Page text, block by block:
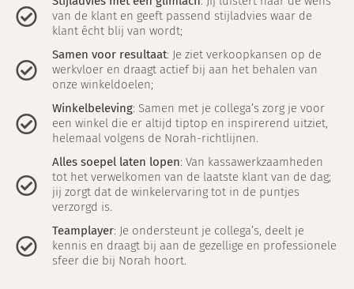
van de klant en geeft passend stijladvies waar de
klant écht blij van wordt;
Samen voor resultaat: Je ziet verkoopkansen op de
werkvloer en draagt actief bij aan het behalen van
onze winkeldoelen;
Winkelbeleving: Samen met je collega’s zorg je voor
een winkel die er altijd tiptop en inspirerend uitziet,
helemaal volgens de Norah-richtlijnen.
Alles soepel laten lopen: Van kassawerkzaamheden
tot het verwelkomen van de laatste klant van de dag;
jij zorgt dat de winkelervaring tot in de puntjes
verzorgd is.
Teamplayer: Je ondersteunt je collega’s, deelt je
kennis en draagt bij aan de gezellige en professionele
sfeer die bij Norah hoort.